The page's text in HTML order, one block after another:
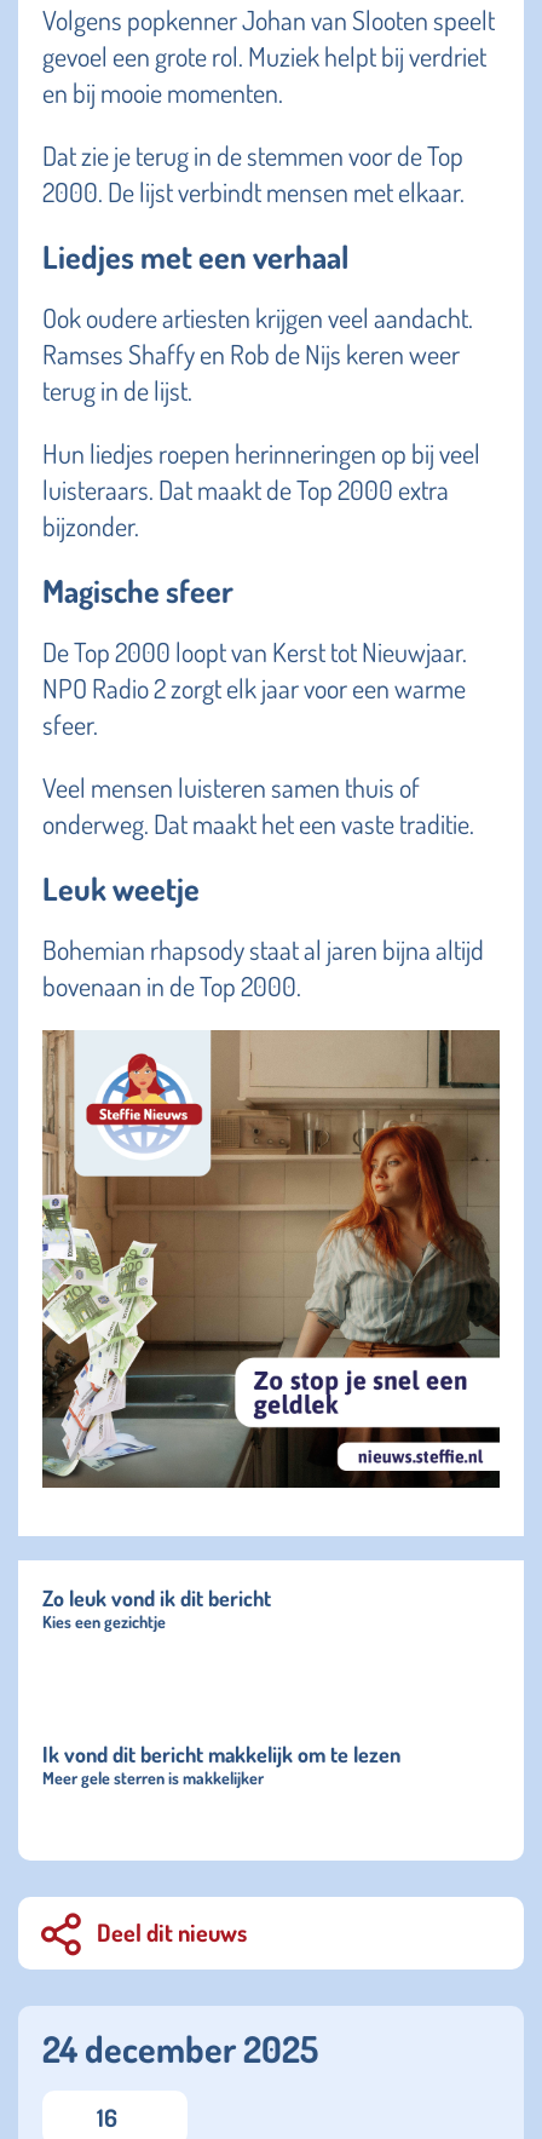
Volgens popkenner Johan van Slooten speelt
gevoel een grote rol. Muziek helpt bij verdriet
en bij mooie momenten.
Dat zie je terug in de stemmen voor de Top
2000. De lijst verbindt mensen met elkaar.
Liedjes met een verhaal
Ook oudere artiesten krijgen veel aandacht.
Ramses Shaffy en Rob de Nijs keren weer
terug in de lijst.
Hun liedjes roepen herinneringen op bij veel
luisteraars. Dat maakt de Top 2000 extra
bijzonder.
Magische sfeer
De Top 2000 loopt van Kerst tot Nieuwjaar.
NPO Radio 2 zorgt elk jaar voor een warme
sfeer.
Veel mensen luisteren samen thuis of
onderweg. Dat maakt het een vaste traditie.
Leuk weetje
Bohemian rhapsody staat al jaren bijna altijd
bovenaan in de Top 2000.
Zo leuk vond ik dit bericht
Kies een gezichtje
Ik vond dit bericht makkelijk om te lezen
Meer gele sterren is makkelijker
Deel dit nieuws
24 december 2025
16